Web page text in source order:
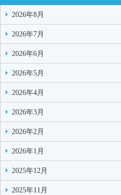
2026年8月
2026年7月
2026年6月
2026年5月
2026年4月
2026年3月
2026年2月
2026年1月
2025年12月
2025年11月